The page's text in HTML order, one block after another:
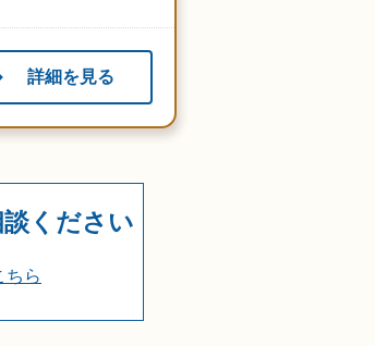
詳細を見る
ください
ちら